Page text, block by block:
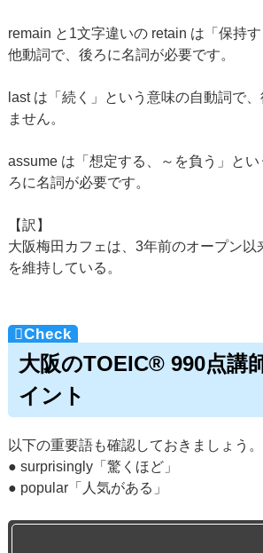
remain と1文字違いの retain は「保持
他動詞で、後ろに名詞が必要です。
last は「続く」という意味の自動詞で
ません。
assume は「想定する、～を負う」と
ろに名詞が必要です。
【訳】
大阪梅田カフェは、3年前のオープン以
を維持している。
大阪のTOEIC® 990点講
イント
以下の重要語も確認しておきましょう。
● surprisingly「驚くほど」
● popular「人気がある」